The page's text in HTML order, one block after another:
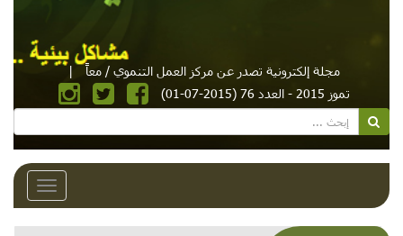
مجلة إلكترونية تصدر عن مركز العمل التنموي / معاً
|
تموز 2015 - العدد 76 (2015-07-01)
Toggle